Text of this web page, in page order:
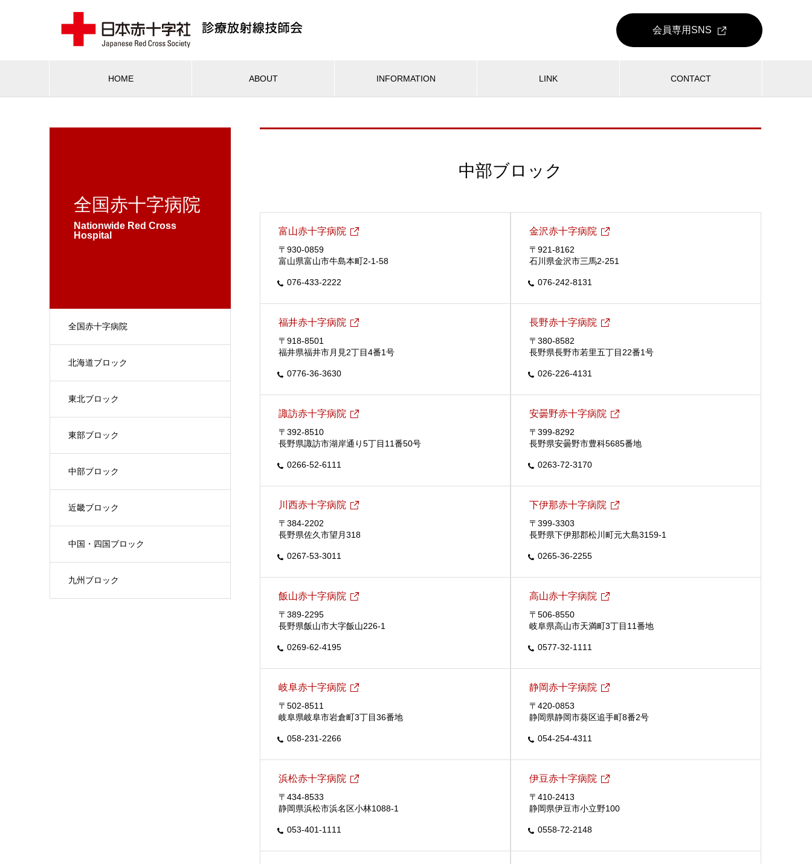
会員専用 SNS
HOME ABOUT INFORMATION LINK CONTACT
全国赤十字病院
Nationwide Red Cross
Hospital
中部ブロック
富山赤十字病院
〒930-0859
富山県富山市牛島本町2-1-58
076-433-2222
金沢赤十字病院
〒921-8162
石川県金沢市三馬2-251
076-242-8131
福井赤十字病院
〒918-8501
福井県福井市月見2丁目4番1号
0776-36-3630
長野赤十字病院
〒380-8582
長野県長野市若里五丁目22番1号
026-226-4131
諏訪赤十字病院
〒392-8510
長野県諏訪市湖岸通り5丁目11番50号
0266-52-6111
安曇野赤十字病院
〒399-8292
長野県安曇野市豊科5685番地
0263-72-3170
川西赤十字病院
〒384-2202
長野県佐久市望月318
0267-53-3011
下伊那赤十字病院
〒399-3303
長野県下伊那郡松川町元大島3159-1
0265-36-2255
飯山赤十字病院
〒389-2295
長野県飯山市大字飯山226-1
0269-62-4195
高山赤十字病院
〒506-8550
岐阜県高山市天満町3丁目11番地
0577-32-1111
岐阜赤十字病院
〒502-8511
岐阜県岐阜市岩倉町3丁目36番地
058-231-2266
静岡赤十字病院
〒420-0853
静岡県静岡市葵区追手町8番2号
054-254-4311
浜松赤十字病院
〒434-8533
静岡県浜松市浜名区小林1088-1
053-401-1111
伊豆赤十字病院
〒410-2413
静岡県伊豆市小立野100
0558-72-2148
全国赤十字病院
北海道ブロック
東北ブロック
東部ブロック
中部ブロック
近畿ブロック
中国・四国ブロック
九州ブロック